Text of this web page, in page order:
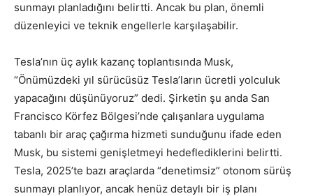
sunmayı planladığını belirtti. Ancak bu plan, önemli
düzenleyici ve teknik engellerle karşılaşabilir.
Tesla’nın üç aylık kazanç toplantısında Musk,
“Önümüzdeki yıl sürücüsüz Tesla’ların ücretli yolculuk
yapacağını düşünüyoruz” dedi. Şirketin şu anda San
Francisco Körfez Bölgesi’nde çalışanlara uygulama
tabanlı bir araç çağırma hizmeti sunduğunu ifade eden
Musk, bu sistemi genişletmeyi hedeflediklerini belirtti.
Tesla, 2025’te bazı araçlarda “denetimsiz” otonom sürüş
sunmayı planlıyor, ancak henüz detaylı bir iş planı